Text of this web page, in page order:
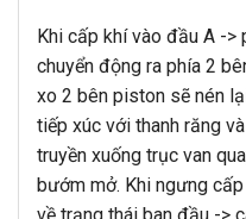
Khi cấp khí vào đầu A -
chuyển động ra phía 2
xo 2 bên piston sẽ nén
tiếp xúc với thanh răng
truyền xuống trục van
bướm mở. Khi ngưng